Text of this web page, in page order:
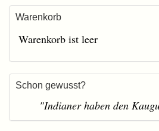
Warenkorb
Warenkorb ist leer
Schon gewusst?
"Indianer haben den